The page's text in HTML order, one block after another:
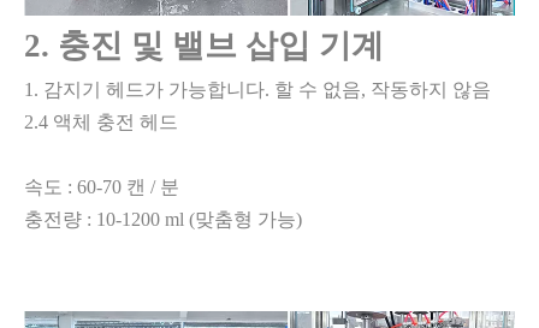
2. 충진 및 밸브 삽입 기계
1. 감지기 헤드가 가능합니다. 할 수 없음, 작동하지 않음
2.4 액체 충전 헤드
속도 : 60-70 캔 / 분
충전량 : 10-1200 ml (맞춤형 가능)